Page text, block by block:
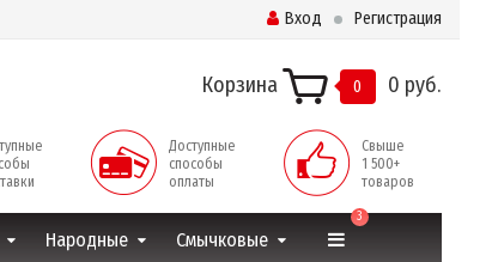
Вход Регистрация
Корзина 0 0 руб.
Доступные
способы
оплаты
Свыше
1 500+
товаров
Народные Смычковые
3